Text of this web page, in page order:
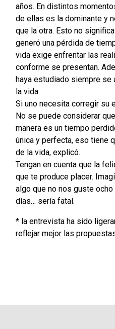
años. En distintos
de ellas es la dominante y
que la otra. Esto no
generó una pérdida de
vida exige enfrentar las
conforme se presentan.
haya estudiado siempre se
la vida.
Si uno necesita corregir su
No se puede considerar
manera es un tiempo
única y perfecta, eso tiene
de la vida, explicó.
Tengan en cuenta que la
que te produce placer.
algo que no nos guste
días… sería fatal.
* la entrevista ha sido
reflejar mejor las